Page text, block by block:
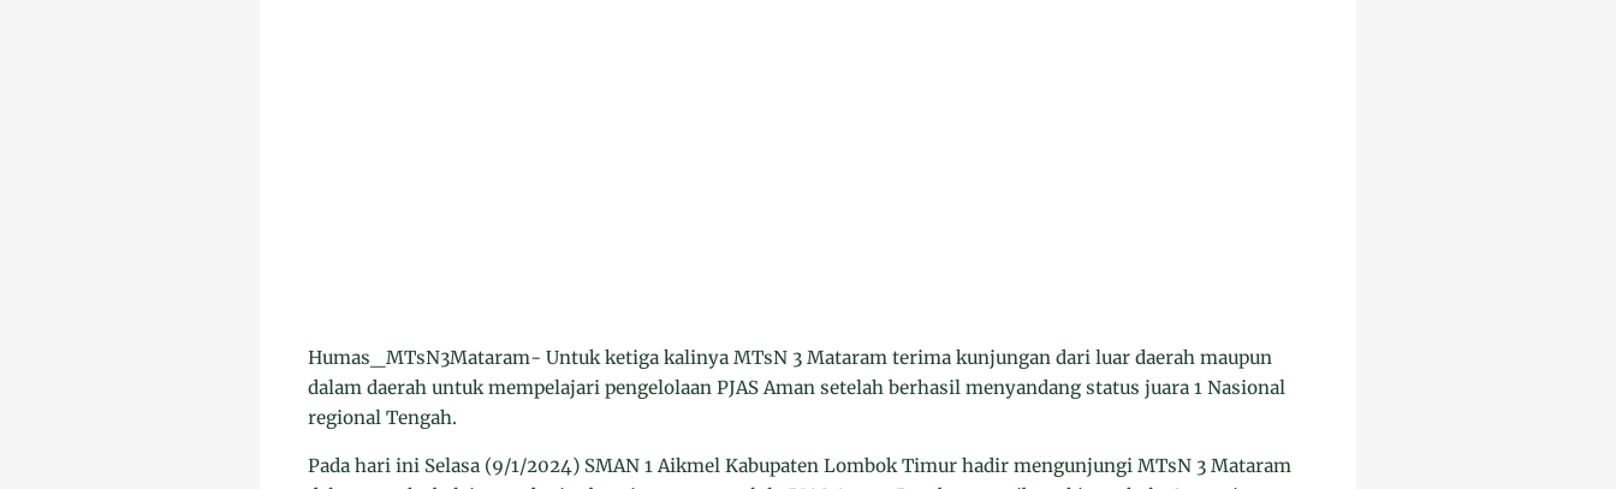
Humas_MTsN3Mataram- Untuk ketiga kalinya MTsN 3 Mataram terima kunjungan dari luar daerah maupun
dalam daerah untuk mempelajari pengelolaan PJAS Aman setelah berhasil menyandang status juara 1 Nasional
regional Tengah.
Pada hari ini Selasa (9/1/2024) SMAN 1 Aikmel Kabupaten Lombok Timur hadir mengunjungi MTsN 3 Mataram